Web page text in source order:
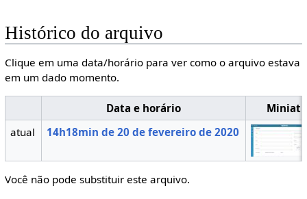
Histórico do arquivo
Clique em uma data/horário para ver como o arquivo estava
em um dado momento.
Data e horário
atual
14h18min de 20 de fevereiro de 2020
Você não pode substituir este arquivo.